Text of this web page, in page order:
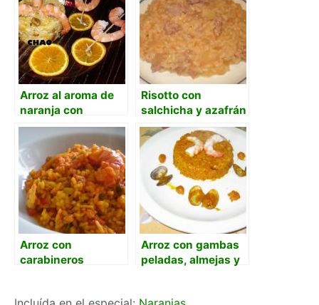
Arroz al aroma de
naranja con
delicias del mar.
Risotto con
salchicha y azafrán
Arroz con
carabineros
Arroz con gambas
peladas, almejas y